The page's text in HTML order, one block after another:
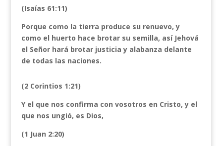
(Isaías 61:11)
Porque como la tierra produce su renuevo, y
como el huerto hace brotar su semilla, así Jehová
el Señor hará brotar justicia y alabanza delante
de todas las naciones.
(2 Corintios 1:21)
Y el que nos confirma con vosotros en Cristo, y el
que nos ungió, es Dios,
(1 Juan 2:20)